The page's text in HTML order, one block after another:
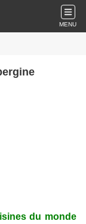
MENU
du monde